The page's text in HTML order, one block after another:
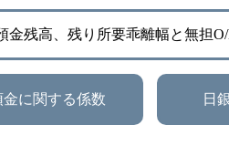
金残高、残り所要乖離幅と無担
に関する係数 日